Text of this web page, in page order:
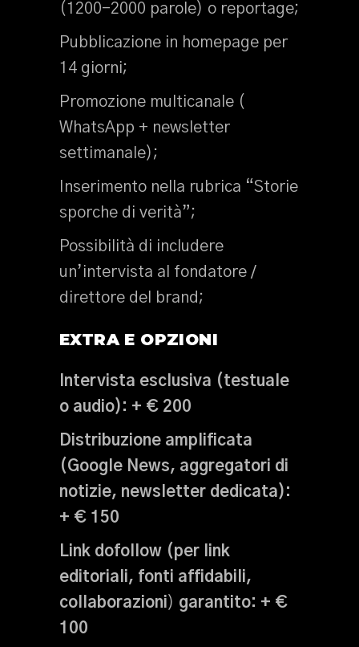
(1200–2000 parole) o reportage;
Pubblicazione in homepage per
14 giorni;
Promozione multicanale (
WhatsApp + newsletter
settimanale);
Inserimento nella rubrica “Storie
sporche di verità”;
Possibilità di includere
un’intervista al fondatore /
direttore del brand;
EXTRA E OPZIONI
Intervista esclusiva (testuale
o audio): + € 200
Distribuzione amplificata
(Google News, aggregatori di
notizie, newsletter dedicata):
+ € 150
Link dofollow (per link
editoriali, fonti affidabili,
collaborazioni) garantito: + €
100